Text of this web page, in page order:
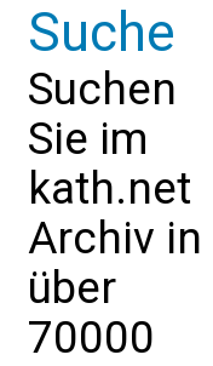
Suche
Suchen
Sie im
kath.net
Archiv in
über
70000